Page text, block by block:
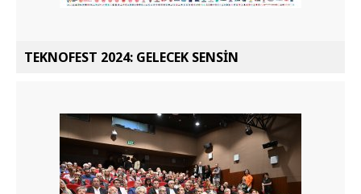
TEKNOFEST 2024: GELECEK SENSİN